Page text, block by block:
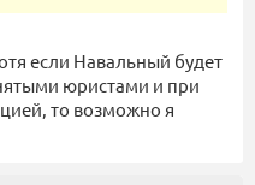
если Навальный будет
юристами и при
то возможно я